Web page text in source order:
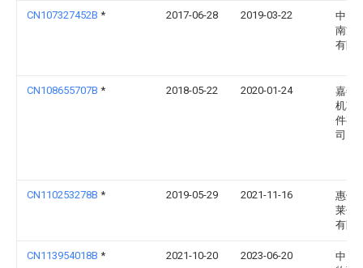
CN107327452B * 2017-06-28 2019-03-22
中国
南方
有限
CN108655707B * 2018-05-22 2020-01-24
嘉善
机车
件有
司
CN110253278B * 2019-05-29 2021-11-16
惠州
莱仕
有限
CN113954018B * 2021-10-20 2023-06-20
中国